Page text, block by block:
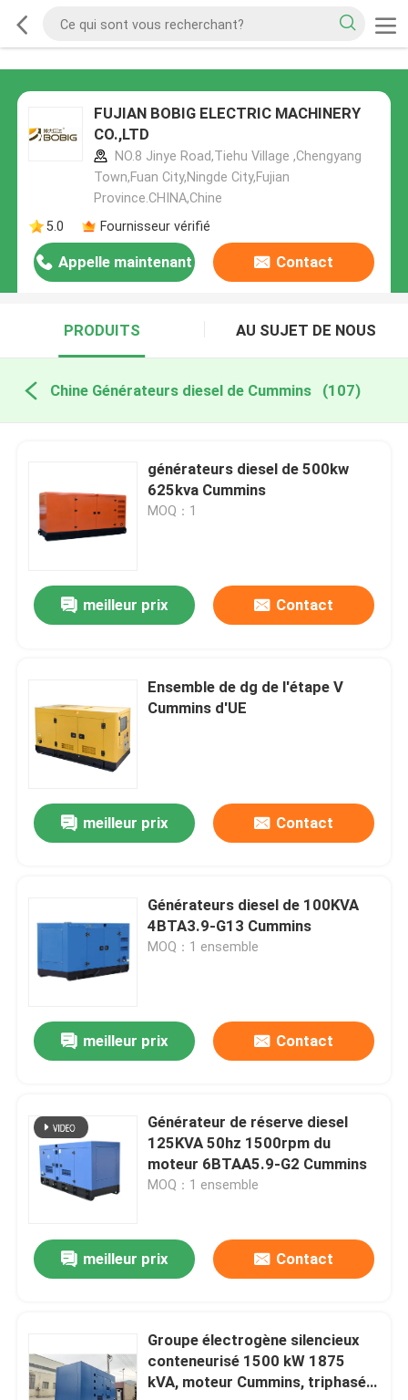
FUJIAN BOBIG ELECTRIC MACHINERY
CO.,LTD
NO.8 Jinye Road,Tiehu Village ,Chengyang
Town,Fuan City,Ningde City,Fujian
Province.CHINA,Chine
5.0
Fournisseur vérifié
Appelle maintenant Contact
PRODUITS AU SUJET DE NOUS
Chine Générateurs diesel de Cummins (107)
générateurs diesel de 500kw
625kva Cummins
MOQ：1
meilleur prix Contact
Ensemble de dg de l'étape V
Cummins d'UE
meilleur prix Contact
Générateurs diesel de 100KVA
4BTA3.9-G13 Cummins
MOQ：1 ensemble
meilleur prix Contact
Générateur de réserve diesel
125KVA 50hz 1500rpm du
moteur 6BTAA5.9-G2 Cummins
MOQ：1 ensemble
meilleur prix Contact
Groupe électrogène silencieux
conteneurisé 1500 kW 1875
kVA, moteur Cummins, triphasé